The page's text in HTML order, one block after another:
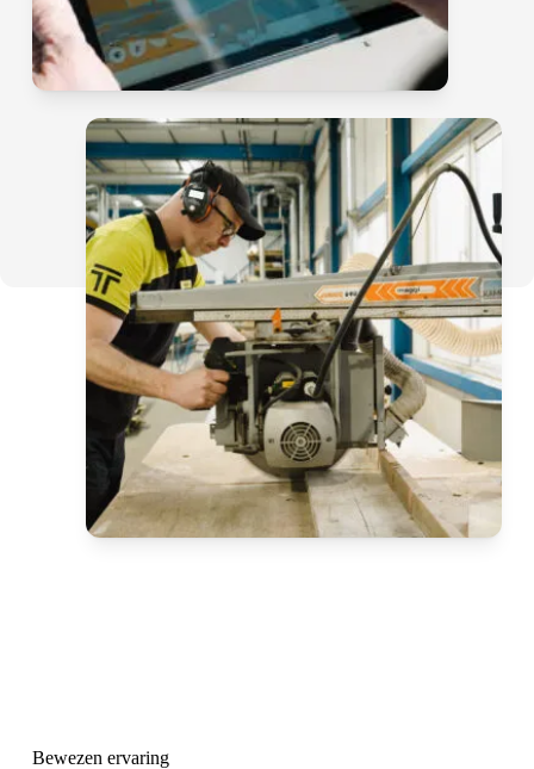
Bewezen ervaring